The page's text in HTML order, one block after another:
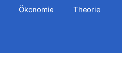
Ökonomie Theorie